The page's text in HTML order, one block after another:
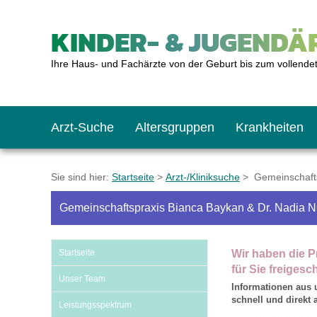
KINDER- &
Ihre Haus- und Fachärzte von der Geburt bis zum
Arzt-Suche Altersgruppen
Das erste Jahr
Schulkinder
Krankheiten
Baby: U1 bis U6
Schulkind: U10
Impfkalender
Was muss man
Notrufnummern
Hausapotheke
Notdienste
Gesundheitsämter
BMI-Rechner
Blutdruckrechner
Sie sind hier: Startseite > Arzt-/Kliniksuche >
Gemeinschaftspraxis Bianca Baykan & Dr. Nadia
Startseite
Unser Team
Leistungsspektrum
Wir haben die
für Sie
Informationen aus
schnell und direkt